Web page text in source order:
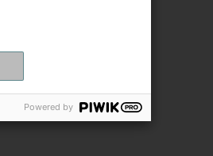
Powered by